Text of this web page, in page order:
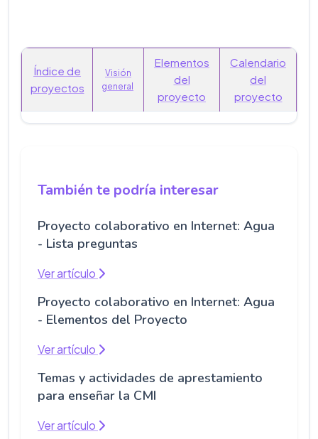
Índice de
proyectos
Visión
general
Elementos
del
proyecto
Calendario
del
proyecto
También te podría interesar
Proyecto colaborativo en Internet: Agua
- Lista preguntas
Ver artículo
Proyecto colaborativo en Internet: Agua
- Elementos del Proyecto
Ver artículo
Temas y actividades de aprestamiento
para enseñar la CMI
Ver artículo